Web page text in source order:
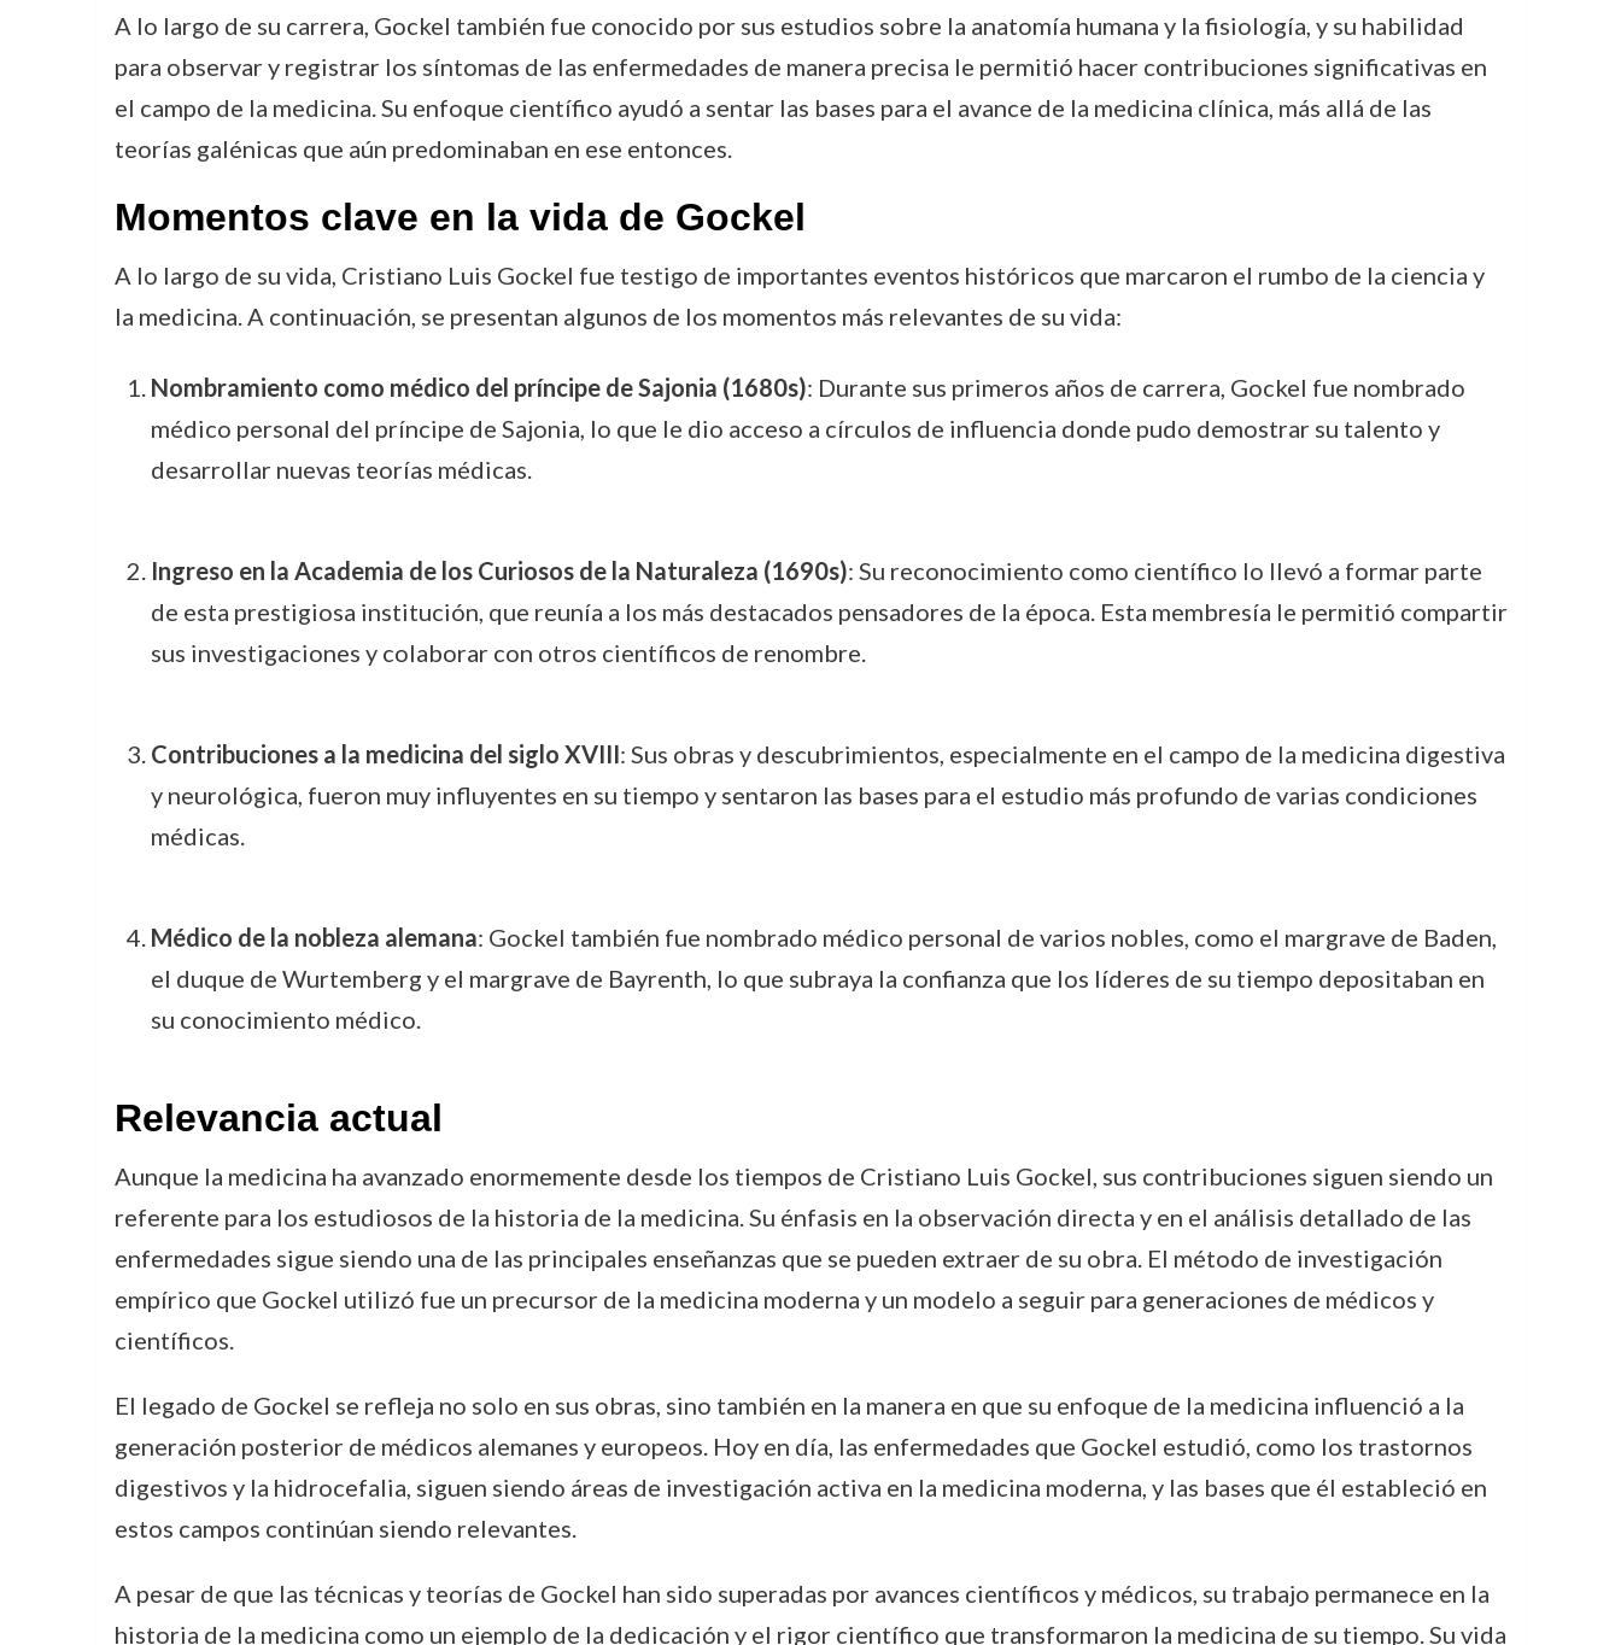
A lo largo de su carrera, Gockel también fue conocido por sus estudios sobre la anatomía humana y la fisiología, y su habilidad
para observar y registrar los síntomas de las enfermedades de manera precisa le permitió hacer contribuciones significativas en
el campo de la medicina. Su enfoque científico ayudó a sentar las bases para el avance de la medicina clínica, más allá de las
teorías galénicas que aún predominaban en ese entonces.
Momentos clave en la vida de Gockel
A lo largo de su vida, Cristiano Luis Gockel fue testigo de importantes eventos históricos que marcaron el rumbo de la ciencia y
la medicina. A continuación, se presentan algunos de los momentos más relevantes de su vida:
Nombramiento como médico del príncipe de Sajonia (1680s): Durante sus primeros años de carrera, Gockel fue nombrado
médico personal del príncipe de Sajonia, lo que le dio acceso a círculos de influencia donde pudo demostrar su talento y
desarrollar nuevas teorías médicas.
Ingreso en la Academia de los Curiosos de la Naturaleza (1690s): Su reconocimiento como científico lo llevó a formar parte
de esta prestigiosa institución, que reunía a los más destacados pensadores de la época. Esta membresía le permitió compartir
sus investigaciones y colaborar con otros científicos de renombre.
Contribuciones a la medicina del siglo XVIII: Sus obras y descubrimientos, especialmente en el campo de la medicina digestiva
y neurológica, fueron muy influyentes en su tiempo y sentaron las bases para el estudio más profundo de varias condiciones
médicas.
Médico de la nobleza alemana: Gockel también fue nombrado médico personal de varios nobles, como el margrave de Baden,
el duque de Wurtemberg y el margrave de Bayrenth, lo que subraya la confianza que los líderes de su tiempo depositaban en
su conocimiento médico.
Relevancia actual
Aunque la medicina ha avanzado enormemente desde los tiempos de Cristiano Luis Gockel, sus contribuciones siguen siendo un
referente para los estudiosos de la historia de la medicina. Su énfasis en la observación directa y en el análisis detallado de las
enfermedades sigue siendo una de las principales enseñanzas que se pueden extraer de su obra. El método de investigación
empírico que Gockel utilizó fue un precursor de la medicina moderna y un modelo a seguir para generaciones de médicos y
científicos.
El legado de Gockel se refleja no solo en sus obras, sino también en la manera en que su enfoque de la medicina influenció a la
generación posterior de médicos alemanes y europeos. Hoy en día, las enfermedades que Gockel estudió, como los trastornos
digestivos y la hidrocefalia, siguen siendo áreas de investigación activa en la medicina moderna, y las bases que él estableció en
estos campos continúan siendo relevantes.
A pesar de que las técnicas y teorías de Gockel han sido superadas por avances científicos y médicos, su trabajo permanece en la
historia de la medicina como un ejemplo de la dedicación y el rigor científico que transformaron la medicina de su tiempo. Su vida